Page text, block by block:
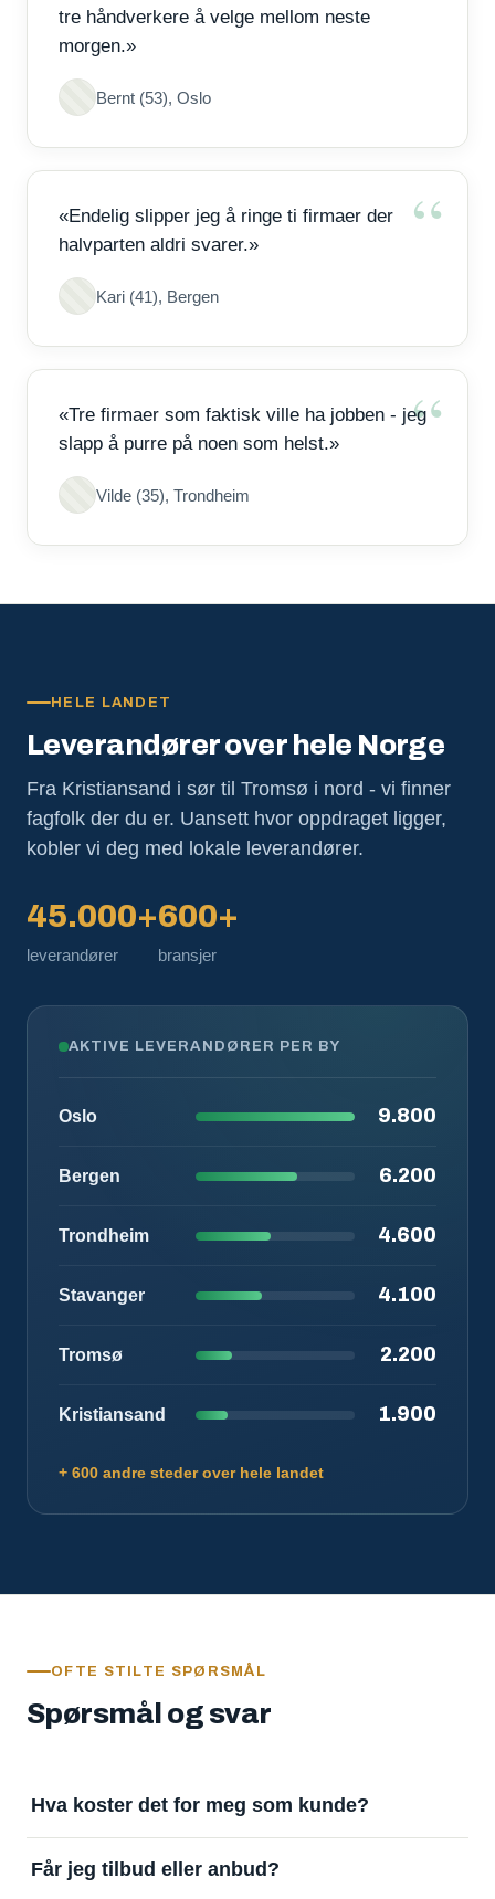
tre håndverkere å velge mellom neste
morgen.»
Bernt (53), Oslo
«Endelig slipper jeg å ringe ti firmaer der
halvparten aldri svarer.»
Kari (41), Bergen
«Tre firmaer som faktisk ville ha jobben - jeg
slapp å purre på noen som helst.»
Vilde (35), Trondheim
HELE LANDET
Leverandører over hele Norge
Fra Kristiansand i sør til Tromsø i nord - vi finner
fagfolk der du er. Uansett hvor oppdraget ligger,
kobler vi deg med lokale leverandører.
45.000+
leverandører
600+
bransjer
AKTIVE LEVERANDØRER PER BY
Oslo 9.800
Bergen 6.200
Trondheim 4.600
Stavanger 4.100
Tromsø 2.200
Kristiansand 1.900
+ 600 andre steder over hele landet
OFTE STILTE SPØRSMÅL
Spørsmål og svar
Hva koster det for meg som kunde?
å motta svar. Tjenesten finansieres av
Får jeg tilbud eller anbud?